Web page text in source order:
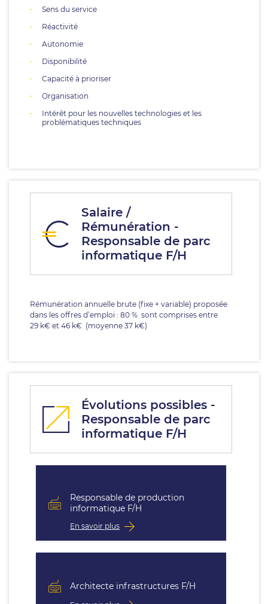
Sens du service
Réactivité
Autonomie
Disponibilité
Capacité à prioriser
Organisation
Intérêt pour les nouvelles technologies et les
problématiques techniques
Salaire /
Rémunération -
Responsable de parc
informatique F/H
Rémunération annuelle brute (fixe + variable) proposée
dans les offres d’emploi : 80 % sont comprises entre
29 k€ et 46 k€ (moyenne 37 k€)
Évolutions possibles -
Responsable de parc
informatique F/H
Responsable de production
informatique F/H
En savoir plus
Architecte infrastructures F/H